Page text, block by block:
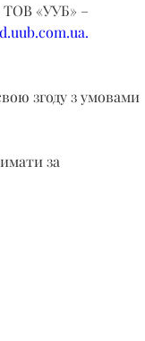
ТОВ «УУБ» –
.
згоду з умовами
за